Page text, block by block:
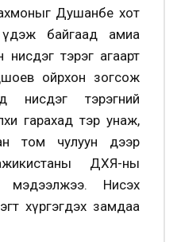
Душанбе хот
байгаад амиа
нисдэг тэрэг агаарт
ойрхон зогсож
нисдэг тэрэгний
гарахад тэр унаж,
том чулуун дээр
ДХЯ-ны
мэдээлжээ. Нисэх
хүргэгдэх замдаа